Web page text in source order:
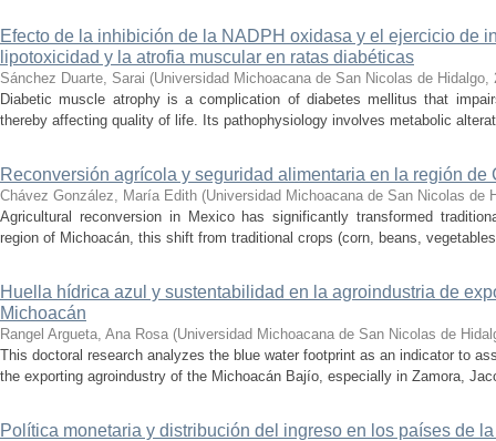
Efecto de la inhibición de la NADPH oxidasa y el ejercicio de
lipotoxicidad y la atrofia muscular en ratas diabéticas
Sánchez Duarte, Sarai (Universidad Michoacana de San Nicolas de Hidalgo,
Diabetic muscle atrophy is a complication of diabetes mellitus that
thereby affecting quality of life. Its pathophysiology involves metabolic
Reconversión agrícola y seguridad alimentaria en la región de
Chávez González, María Edith (Universidad Michoacana de San Nicolas de
Agricultural reconversion in Mexico has significantly transformed
region of Michoacán, this shift from traditional crops (corn, beans,
Huella hídrica azul y sustentabilidad en la agroindustria de
Michoacán
Rangel Argueta, Ana Rosa (Universidad Michoacana de San Nicolas de
This doctoral research analyzes the blue water footprint as an indicator to
the exporting agroindustry of the Michoacán Bajío, especially in Zamora,
Política monetaria y distribución del ingreso en los países de